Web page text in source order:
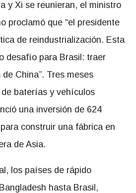
y Xi se reunieran, el ministro
proclamó que “el presidente
de reindustrialización. Esta
desafío para Brasil: traer
China”. Tres meses
baterías y vehículos
una inversión de 624
construir una fábrica en
de Asia.
los países de rápido
hasta Brasil,